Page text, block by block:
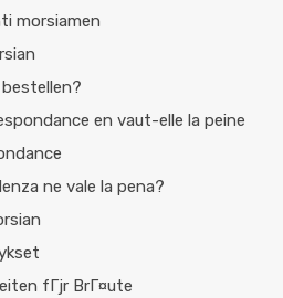
morsiamen
bestellen?
en vaut-elle la peine
ne vale la pena?
fГјr BrГ¤ute